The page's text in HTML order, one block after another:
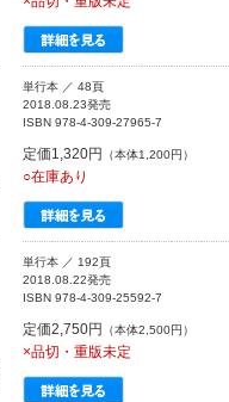
単行本 ／ 48頁
2018.08.23発売
ISBN 978-4-309-27965-7
定価1,320円 （本体1,200円）
○在庫あり
単行本 ／ 192頁
2018.08.22発売
ISBN 978-4-309-25592-7
定価2,750円 （本体2,500円）
×品切・重版未定